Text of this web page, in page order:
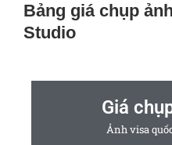
Bảng giá chụp
Studio
Giá
Ảnh visa